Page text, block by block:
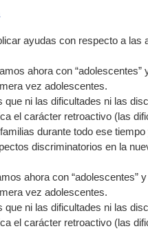
ayudas con respecto a las
ahora con
vez adolescentes.
ni las dificultades ni las
el carácter retroactivo (las
durante todo ese
discriminatorios en la
ahora con “adolescentes”
vez adolescentes.
ni las dificultades ni las
el carácter retroactivo (las